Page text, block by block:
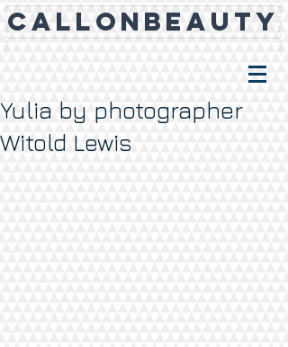
CALLONBEAUTY
Yulia by photographer
Witold Lewis